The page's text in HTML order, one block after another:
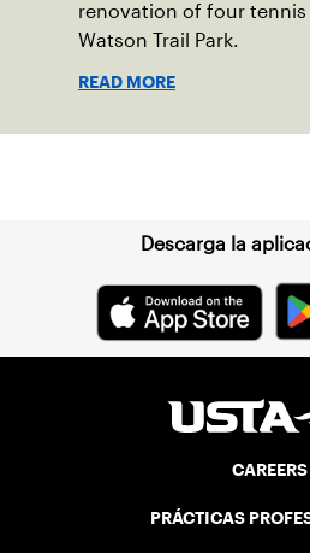
renovation of four
Watson Trail Park.
READ MORE
Descarga la
CAREERS
PRÁCTICAS